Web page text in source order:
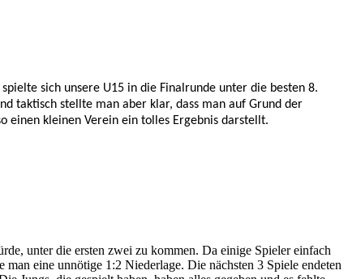
sich unsere U15 in die Finalrunde unter die besten 8.
taktisch stellte man aber klar, dass man auf Grund der
einen kleinen Verein ein tolles Ergebnis darstellt.
unter die ersten zwei zu kommen. Da einige Spieler einfach
eine unnötige 1:2 Niederlage. Die nächsten 3 Spiele endeten